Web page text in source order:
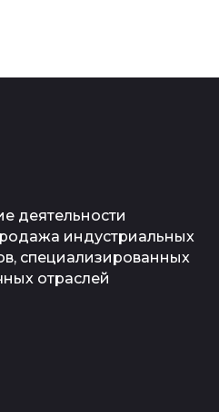
деятельности
индустриальных
специализированных
отраслей